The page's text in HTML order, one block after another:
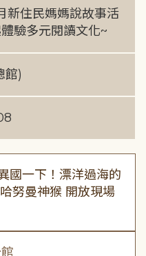
新住民媽媽說故事活
驗多元閱讀文化~
館)
國一下！漂洋過海的
努曼神猴 開放現場